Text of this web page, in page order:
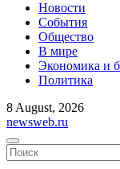
Новости
События
Общество
В мире
Экономика и
Политика
8 August, 2026
newsweb.ru